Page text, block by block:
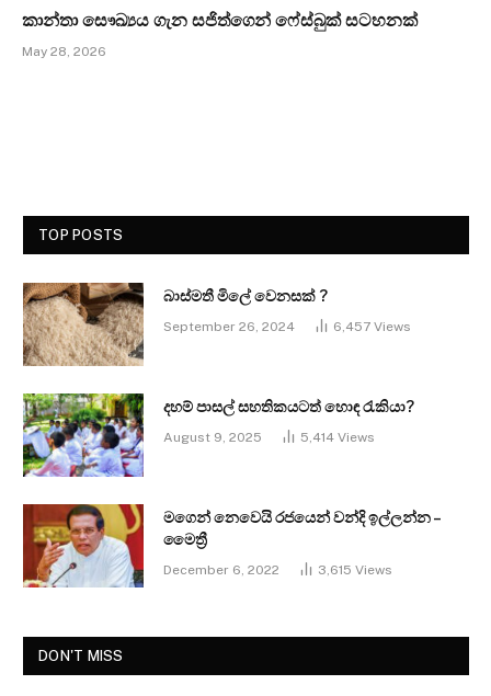
කාන්තා සෞඛ්‍යය ගැන සජිත්ගෙන් ෆේස්බුක් සටහනක්
May 28, 2026
TOP POSTS
බාස්මතී මිලේ වෙනසක් ?
September 26, 2024 6,457 Views
දහම් පාසල් සහතිකයටත් හොඳ රැකියා?
August 9, 2025 5,414 Views
මගෙන් නෙවෙයි රජයෙන් වන්දි ඉල්ලන්න –
මෛත්‍රී
December 6, 2022 3,615 Views
DON'T MISS